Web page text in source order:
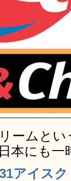
ームと
本にも
アイス